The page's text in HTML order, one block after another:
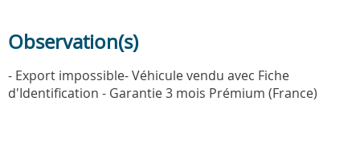
Observation(s)
- Export impossible- Véhicule vendu avec Fiche
d'Identification - Garantie 3 mois Prémium (France)